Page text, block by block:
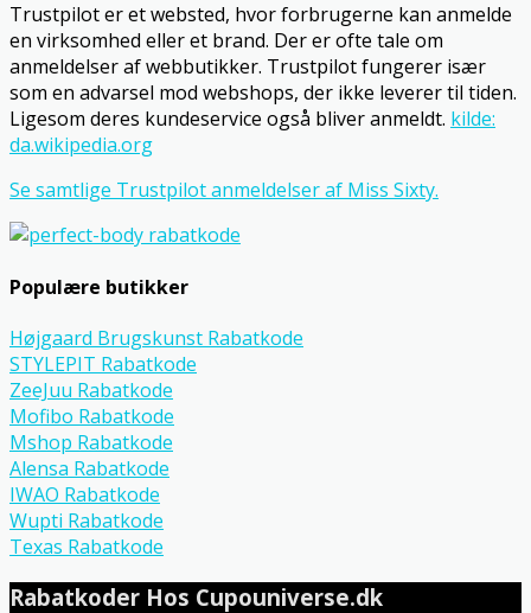
Trustpilot er et websted, hvor forbrugerne kan anmelde
en virksomhed eller et brand. Der er ofte tale om
anmeldelser af webbutikker. Trustpilot fungerer især
som en advarsel mod webshops, der ikke leverer til tiden.
Ligesom deres kundeservice også bliver anmeldt. kilde:
da.wikipedia.org
Se samtlige Trustpilot anmeldelser af Miss Sixty.
Populære butikker
Højgaard Brugskunst Rabatkode
STYLEPIT Rabatkode
ZeeJuu Rabatkode
Mofibo Rabatkode
Mshop Rabatkode
Alensa Rabatkode
IWAO Rabatkode
Wupti Rabatkode
Texas Rabatkode
Rabatkoder Hos Cupouniverse.dk